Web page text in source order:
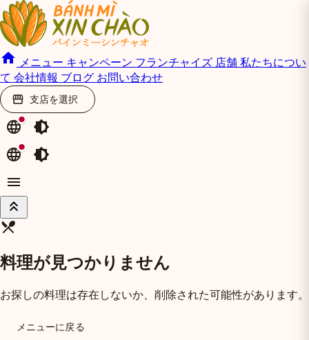
home メニュー キャンペーン フランチャイズ 店舗 私たちについ
て 会社情報 ブログ お問い合わせ
storefront 支店を選択
language
brightness_medium
language
brightness_medium
menu
keyboard_double_arrow_up
restaurant_menu
料理が見つかりません
お探しの料理は存在しないか、削除された可能性があります。
メニューに戻る